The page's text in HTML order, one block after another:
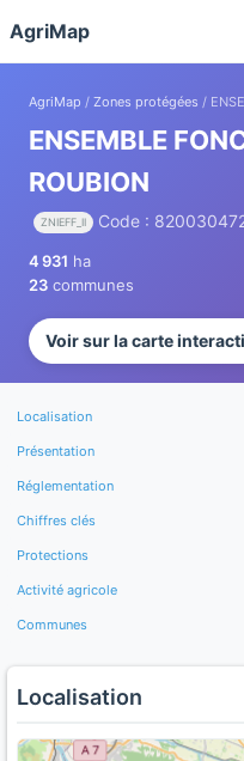
AgriMap
AgriMap / Zones protégées /
ENSEMBLE
ROUBION
ZNIEFF_II Code :
4 931 ha
23 communes
Voir sur la carte
Localisation
Présentation
Réglementation
Chiffres clés
Protections
Activité agricole
Communes
Localisation